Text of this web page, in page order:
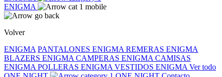
ENIGMA
Volver
ENIGMA PANTALONES ENIGMA REMERAS ENIGMA
BLAZERS ENIGMA CAMPERAS ENIGMA CAMISAS
ENIGMA POLLERAS ENIGMA VESTIDOS ENIGMA Ver todo